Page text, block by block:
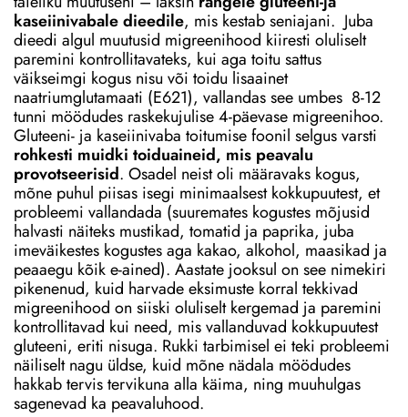
kaseiinivabale dieedile, mis kestab seniajani. Juba
dieedi algul muutusid migreenihood kiiresti oluliselt
paremini kontrollitavateks, kui aga toitu sattus
väikseimgi kogus nisu või toidu lisaainet
naatriumglutamaati (E621), vallandas see umbes 8-12
tunni möödudes raskekujulise 4-päevase migreenihoo.
Gluteeni- ja kaseiinivaba toitumise foonil selgus varsti
rohkesti muidki toiduaineid, mis peavalu
provotseerisid. Osadel neist oli määravaks kogus,
mõne puhul piisas isegi minimaalsest kokkupuutest, et
probleemi vallandada (suuremates kogustes mõjusid
halvasti näiteks mustikad, tomatid ja paprika, juba
imeväikestes kogustes aga kakao, alkohol, maasikad ja
peaaegu kõik e-ained). Aastate jooksul on see nimekiri
pikenenud, kuid harvade eksimuste korral tekkivad
migreenihood on siiski oluliselt kergemad ja paremini
kontrollitavad kui need, mis vallanduvad kokkupuutest
gluteeni, eriti nisuga. Rukki tarbimisel ei teki probleemi
näiliselt nagu üldse, kuid mõne nädala möödudes
hakkab tervis tervikuna alla käima, ning muuhulgas
sagenevad ka peavaluhood.